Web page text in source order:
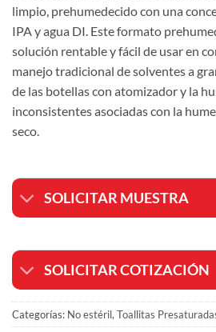
limpio, prehumedecido con una
IPA y agua DI. Este formato
solución rentable y fácil de usar en
manejo tradicional de solventes a
de las botellas con atomizador y la
inconsistentes asociadas con la
seco.
SOLICITAR MUESTRA
SOLICITAR COTIZACIÓN
Categorías: No estéril,Toallitas